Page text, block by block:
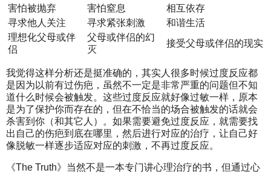
害怕被抛弃
害怕窒息
相互依存
寻求他人关注
寻求紧张刺激
和谐生活
理想化父母或伴
侣
父母或伴侣的幻
灭
接受父母或伴侣的现实
我觉得这样分析还是挺准确的，其实人很多时候过度反应都
是因为以前有过伤疤，虽然不一定是非常严重的问题但不知
道什么时候会被触发。这些过度反应就好像过敏一样，原本
是为了保护你而存在的，但在不恰当的场合被触发的话就会
杀害到你（和其它人）。如果需要避免过度反应，就需要找
出自己的伤疤到底在哪里，然后进行对应的治疗，让自己好
像脱敏一样逐步适应对应的刺激，不再过度反应。
《The Truth》当然不是一本专门讲心理治疗的书，但通过心